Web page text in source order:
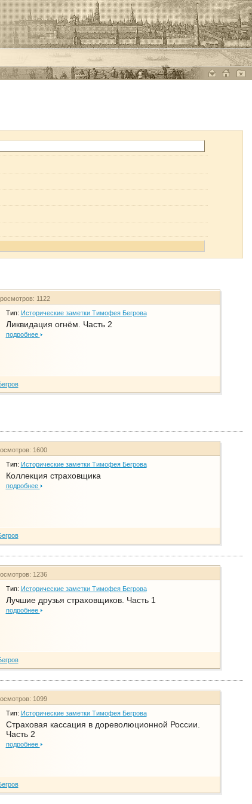
1122
Тип: Исторические заметки Тимофея Бегрова
Ликвидация огнём. Часть 2
подробнее
1600
Тип: Исторические заметки Тимофея Бегрова
Коллекция страховщика
подробнее
1236
Тип: Исторические заметки Тимофея Бегрова
Лучшие друзья страховщиков. Часть 1
подробнее
1099
Тип: Исторические заметки Тимофея Бегрова
Страховая кассация в дореволюционной России.
Часть 2
подробнее